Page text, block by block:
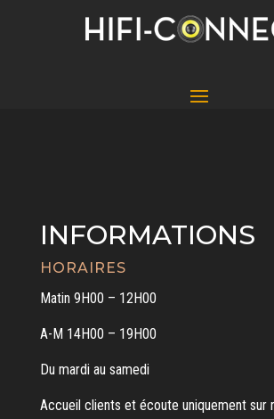
INFORMATIONS
HORAIRES
Matin 9H00 – 12H00
A-M 14H00 – 19H00
Du mardi au samedi
Accueil clients et écoute uniquement sur